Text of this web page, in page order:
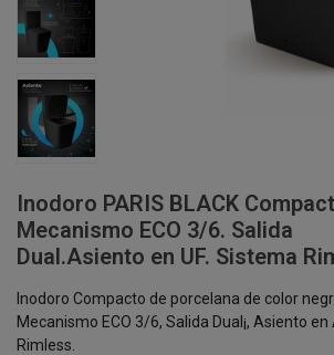
Inodoro PARIS BLACK
Mecanismo ECO 3/6. Salida
Dual.Asiento en UF. Sistema
Inodoro Compacto de porcelana de color
Mecanismo ECO 3/6, Salida Dual¡, Asiento
Rimless.